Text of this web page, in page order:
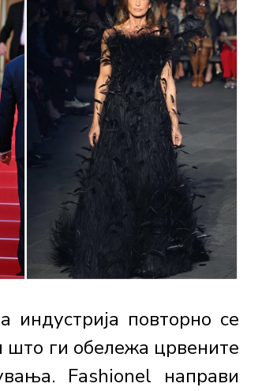
повторно се
што ги обележа црвените
Fashionel направи